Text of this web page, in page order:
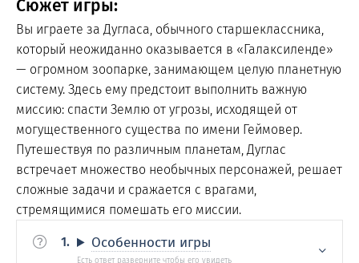
Сюжет игры:
Вы играете за Дугласа, обычного старшеклассника,
который неожиданно оказывается в «Галаксиленде»
— огромном зоопарке, занимающем целую планетную
систему. Здесь ему предстоит выполнить важную
миссию: спасти Землю от угрозы, исходящей от
могущественного существа по имени Геймовер.
Путешествуя по различным планетам, Дуглас
встречает множество необычных персонажей, решает
сложные задачи и сражается с врагами,
стремящимися помешать его миссии.
Особенности игры